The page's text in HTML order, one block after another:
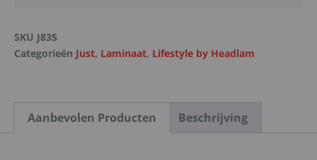
SKU J835
Categorieën Just, Laminaat, Lifestyle by Headlam
Aanbevolen Producten Beschrijving